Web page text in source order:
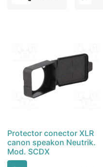
Protector conector XLR
canon speakon Neutrik.
Mod. SCDX